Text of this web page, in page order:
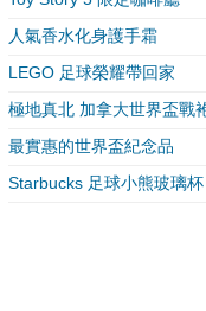
人氣香水化身護手霜
LEGO 足球榮耀帶回家
極地真北 加拿大世界盃戰
最實惠的世界盃紀念品
Starbucks 足球小熊玻璃杯